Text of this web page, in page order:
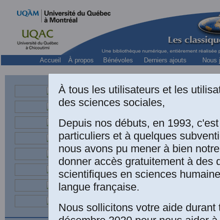
Accueil À propos Bénévoles Derniers ajouts Nous
Aude-
publié
À tous les utilisateurs et les
des sciences sociales,
Depuis nos débuts, en 1993,
particuliers et à quelques
nous avons pu mener à bien
donner accès gratuitement à des
scientifiques en sciences
langue française.
Nous sollicitons votre aide durant